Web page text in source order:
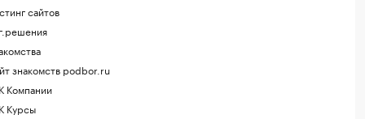
сайтов
знакомств podbor.ru
Компании
Курсы